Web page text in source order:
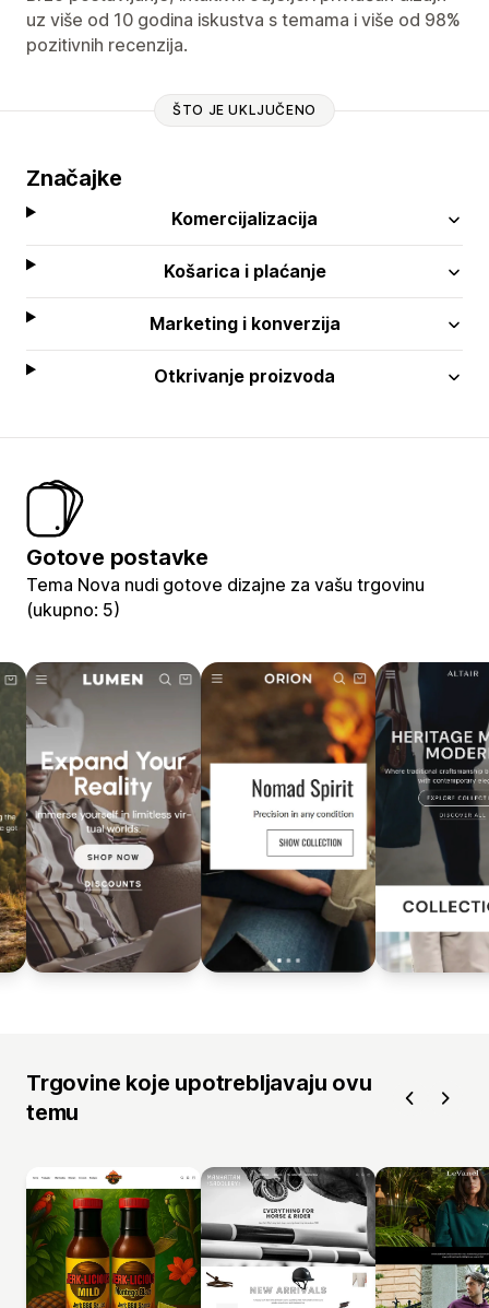
uz više od 10 godina iskustva s temama i više od 98%
pozitivnih recenzija.
ŠTO JE UKLJUČENO
Značajke
Komercijalizacija
Košarica i plaćanje
Marketing i konverzija
Otkrivanje proizvoda
Gotove postavke
Tema Nova nudi gotove dizajne za vašu trgovinu
(ukupno: 5)
Trgovine koje upotrebljavaju ovu
temu